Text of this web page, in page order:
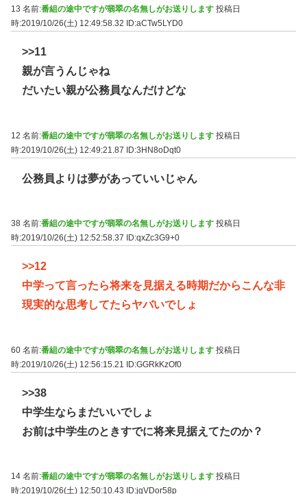
13 名前:番組の途中ですが翡翠の名無しがお送りします 投稿日
時:2019/10/26(土) 12:49:58.32
ID:aCTw5LYD0
>>11
親が言うんじゃね
だいたい親が公務員なんだけどな
12 名前:番組の途中ですが翡翠の名無しがお送りします 投稿日
時:2019/10/26(土) 12:49:21.87 ID:3HN8oDqt0
公務員よりは夢があっていいじゃん
38 名前:番組の途中ですが翡翠の名無しがお送りします 投稿日
時:2019/10/26(土) 12:52:58.37
ID:qxZc3G9+0
>>12
中学って言ったら将来を見据える時期だからこんな非
現実的な思考してたらヤバいでしょ
60 名前:番組の途中ですが翡翠の名無しがお送りします 投稿日
時:2019/10/26(土) 12:56:15.21 ID:GGRkKzOf0
>>38
中学生ならまだいいでしょ
お前は中学生のときすでに将来見据えてたのか？
14 名前:番組の途中ですが翡翠の名無しがお送りします 投稿日
時:2019/10/26(土) 12:50:10.43
ID:jgVDor58p